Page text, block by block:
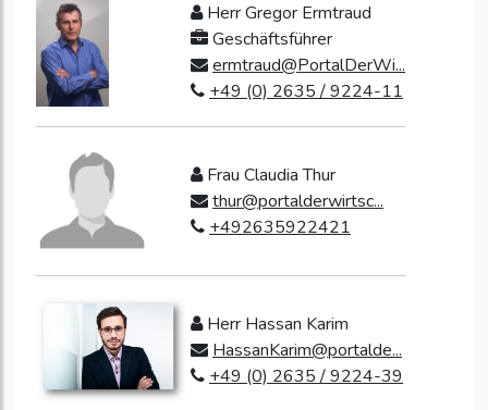
Herr Gregor Ermtraud
Geschäftsführer
ermtraud@PortalDerWi...
+49 (0) 2635 / 9224-11
Frau Claudia Thur
thur@portalderwirtsc...
+492635922421
Herr Hassan Karim
HassanKarim@portalde...
+49 (0) 2635 / 9224-39